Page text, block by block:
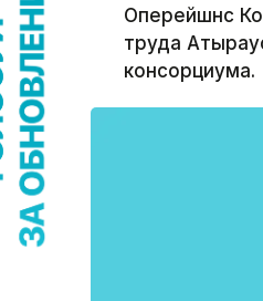
Оперейшнс
труда
консорциума.